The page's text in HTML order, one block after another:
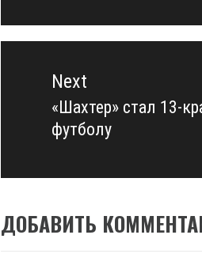
Next
Next
post:
«Шахтер» стал 13-
футболу
ДОБАВИТЬ